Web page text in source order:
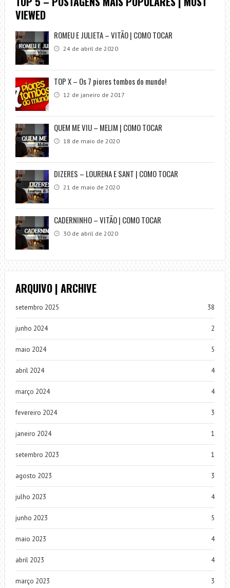
VIEWED
ROMEU E JULIETA – VITÃO | COMO TOCAR
24 de abril de 2020
TOP X – Os 7 piores tombos do mundo!
12 de janeiro de 2017
QUEM ME VIU – MELIM | COMO TOCAR
18 de maio de 2020
DIZERES – LOURENA E SANT | COMO TOCAR
21 de maio de 2020
CADERNINHO – VITÃO | COMO TOCAR
30 de abril de 2020
ARQUIVO | ARCHIVE
setembro 2025 38
junho 2024 2
maio 2024 5
abril 2024 4
março 2024 4
fevereiro 2024 3
janeiro 2024 1
setembro 2023 1
agosto 2023 3
julho 2023 4
junho 2023 5
maio 2023 4
abril 2023 4
março 2023 3